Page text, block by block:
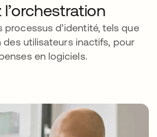
l’orchestration
processus d’identité, tels que
des utilisateurs inactifs, pour
en logiciels.